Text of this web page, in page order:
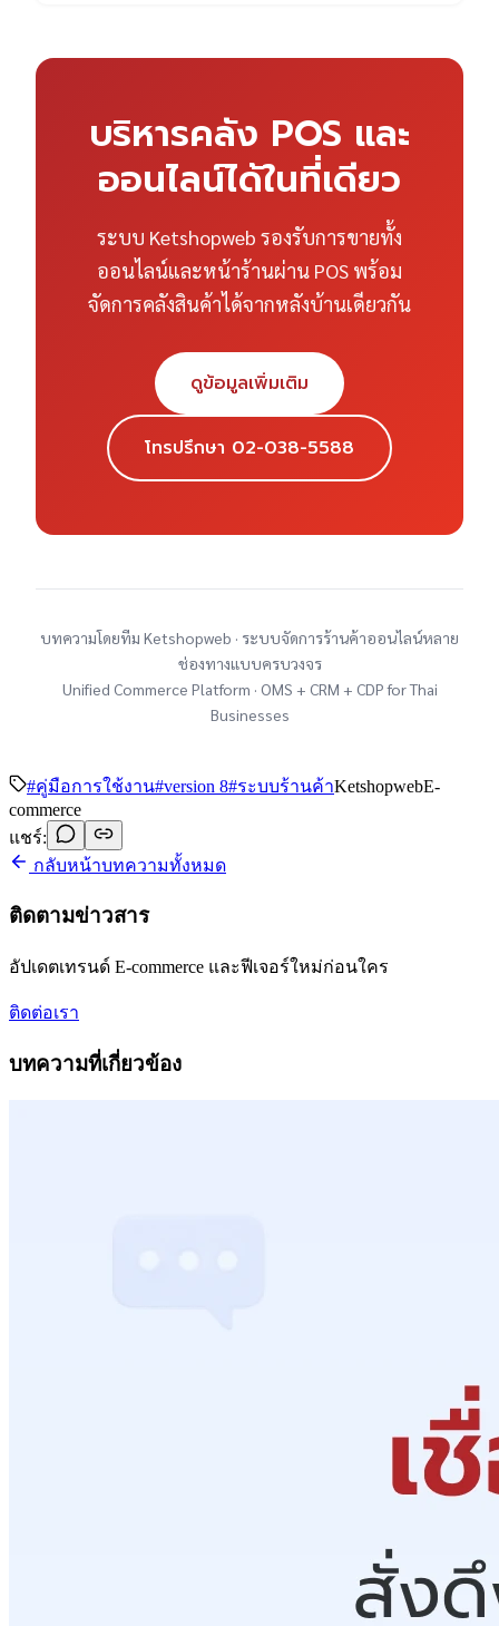
บริหารคลัง POS และ
ออนไลน์ได้ในที่เดียว
ระบบ Ketshopweb รองรับการขายทั้ง
ออนไลน์และหน้าร้านผ่าน POS พร้อม
จัดการคลังสินค้าได้จากหลังบ้านเดียวกัน
ดูข้อมูลเพิ่มเติม
โทรปรึกษา 02-038-5588
บทความโดยทีม Ketshopweb · ระบบจัดการร้านค้าออนไลน์หลาย
ช่องทางแบบครบวงจร
Unified Commerce Platform · OMS + CRM + CDP for Thai
Businesses
#คู่มือการใช้งาน#version 8#ระบบร้านค้าKetshopwebE-
commerce
แชร์:
กลับหน้าบทความทั้งหมด
ติดตามข่าวสาร
อัปเดตเทรนด์ E-commerce และฟีเจอร์ใหม่ก่อนใคร
ติดต่อเรา
บทความที่เกี่ยวข้อง